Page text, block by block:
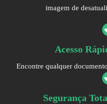
imagem de
Acesso
Encontre qualquer
Segurança